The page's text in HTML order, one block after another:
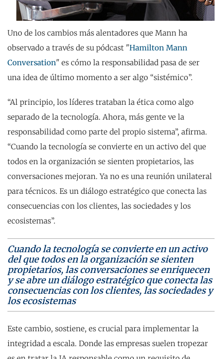
Uno de los cambios más alentadores que Mann ha
observado a través de su pódcast "Hamilton Mann
Conversation" es cómo la responsabilidad pasa de ser
una idea de último momento a ser algo “sistémico”.
“Al principio, los líderes trataban la ética como algo
separado de la tecnología. Ahora, más gente ve la
responsabilidad como parte del propio sistema”, afirma.
“Cuando la tecnología se convierte en un activo del que
todos en la organización se sienten propietarios, las
conversaciones mejoran. Ya no es una reunión unilateral
para técnicos. Es un diálogo estratégico que conecta las
consecuencias con los clientes, las sociedades y los
ecosistemas”.
Cuando la tecnología se convierte en un activo
del que todos en la organización se sienten
propietarios, las conversaciones se enriquecen
y se abre un diálogo estratégico que conecta las
consecuencias con los clientes, las sociedades y
los ecosistemas
Este cambio, sostiene, es crucial para implementar la
integridad a escala. Donde las empresas suelen tropezar